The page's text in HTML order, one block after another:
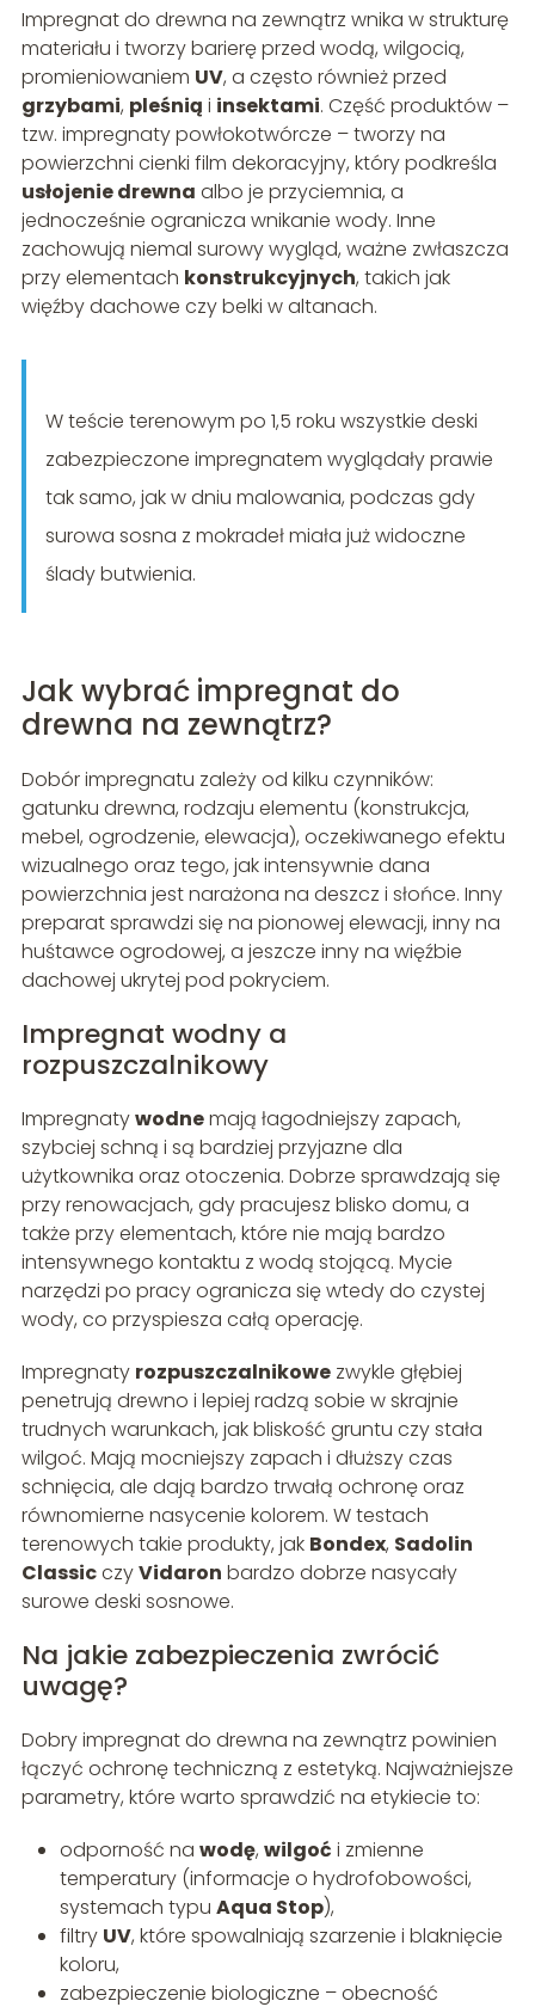
Impregnat do drewna na zewnątrz wnika w strukturę
materiału i tworzy barierę przed wodą, wilgocią,
promieniowaniem UV, a często również przed
grzybami, pleśnią i insektami. Część produktów –
tzw. impregnaty powłokotwórcze – tworzy na
powierzchni cienki film dekoracyjny, który podkreśla
usłojenie drewna albo je przyciemnia, a
jednocześnie ogranicza wnikanie wody. Inne
zachowują niemal surowy wygląd, ważne zwłaszcza
przy elementach konstrukcyjnych, takich jak
więźby dachowe czy belki w altanach.
W teście terenowym po 1,5 roku wszystkie deski
zabezpieczone impregnatem wyglądały prawie
tak samo, jak w dniu malowania, podczas gdy
surowa sosna z mokradeł miała już widoczne
ślady butwienia.
Jak wybrać impregnat do
drewna na zewnątrz?
Dobór impregnatu zależy od kilku czynników:
gatunku drewna, rodzaju elementu (konstrukcja,
mebel, ogrodzenie, elewacja), oczekiwanego efektu
wizualnego oraz tego, jak intensywnie dana
powierzchnia jest narażona na deszcz i słońce. Inny
preparat sprawdzi się na pionowej elewacji, inny na
huśtawce ogrodowej, a jeszcze inny na więźbie
dachowej ukrytej pod pokryciem.
Impregnat wodny a
rozpuszczalnikowy
Impregnatywodnemają łagodniejszy zapach,
szybciej schną i są bardziej przyjazne dla
użytkownika oraz otoczenia. Dobrze sprawdzają się
przy renowacjach, gdy pracujesz blisko domu, a
także przy elementach, które nie mają bardzo
intensywnego kontaktu z wodą stojącą. Mycie
narzędzi po pracy ogranicza się wtedy do czystej
wody, co przyspiesza całą operację.
Impregnaty rozpuszczalnikowezwykle głębiej
penetrują drewno i lepiej radzą sobie w skrajnie
trudnych warunkach, jak bliskość gruntu czy stała
wilgoć. Mają mocniejszy zapach i dłuższy czas
schnięcia, ale dają bardzo trwałą ochronę oraz
równomierne nasycenie kolorem. W testach
terenowych takie produkty, jak Bondex, Sadolin
ClassicczyVidaron bardzo dobrze nasycały
surowe deski sosnowe.
Na jakie zabezpieczenia zwrócić
uwagę?
Dobry impregnat do drewna na zewnątrz powinien
łączyć ochronę techniczną z estetyką. Najważniejsze
parametry, które warto sprawdzić na etykiecie to:
odporność na wodę, wilgoć i zmienne
temperatury (informacje o hydrofobowości,
systemach typu Aqua Stop),
filtry UV, które spowalniają szarzenie i blaknięcie
koloru,
zabezpieczenie biologiczne – obecność